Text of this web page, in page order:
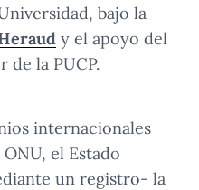
bajo la
y el apoyo del
de la PUCP.
internacionales
el Estado
un registro- la